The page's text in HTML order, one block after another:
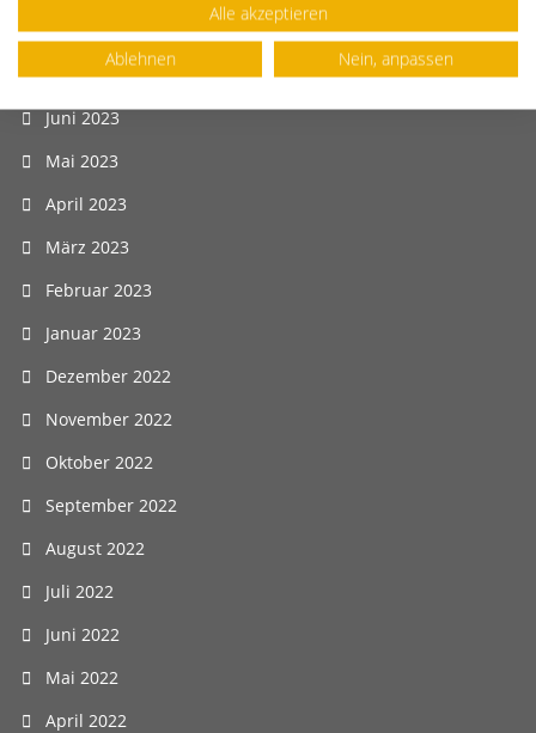
August 2023
Juli 2023
Juni 2023
Mai 2023
April 2023
März 2023
Februar 2023
Januar 2023
Dezember 2022
November 2022
Oktober 2022
September 2022
August 2022
Juli 2022
Juni 2022
Mai 2022
April 2022
Alle akzeptieren
Ablehnen
Nein, anpassen